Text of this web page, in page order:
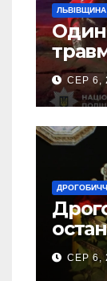
ЛЬВІВЩИНА
Один
ДТП
СЕР 6,
СЕР 6,